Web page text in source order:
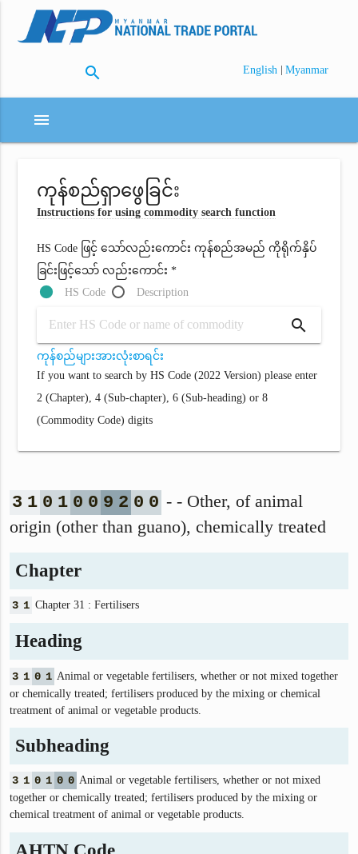
search English | Myanmar
menu
ကုန်စည်ရှာဖွေခြင်း
Instructions for using commodity search function
HS Code ဖြင့် သော်လည်းကောင်း ကုန်စည်အမည် ကိုရိုက်နှိပ်
ခြင်းဖြင့်သော် လည်းကောင်း *
HS Code
Description
search
ကုန်စည်များအားလုံးစာရင်း
If you want to search by HS Code (2022 Version) please enter
2 (Chapter), 4 (Sub-chapter), 6 (Sub-heading) or 8
(Commodity Code) digits
3 1 0 1 0 0 9 2 0 0 - - Other, of animal
origin (other than guano), chemically treated
Chapter
3 1 Chapter 31 : Fertilisers
Heading
3 1 0 1 Animal or vegetable fertilisers, whether or not mixed together
or chemically treated; fertilisers produced by the mixing or chemical
treatment of animal or vegetable products.
Subheading
3 1 0 1 0 0 Animal or vegetable fertilisers, whether or not mixed
together or chemically treated; fertilisers produced by the mixing or
chemical treatment of animal or vegetable products.